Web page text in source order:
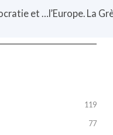
et …l’Europe. La
119
77